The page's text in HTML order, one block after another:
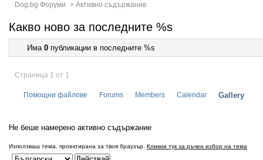
Dog.bg Форуми > Активно съдържание
Какво ново за последните %s
Има 0 публикации в последните %s
Страница 1 от 1
Помощни файлове Forums Members Calendar Gallery
Не беше намерено активно съдържание
Използваш тема, проектирана за твоя браузър. Кликни тук за ръчен избор на тема